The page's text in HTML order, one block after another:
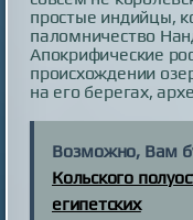
простые индийцы,
паломничество
Апокрифические
происхождении
на его берегах,
Возможно, Вам
Кольского
египетских